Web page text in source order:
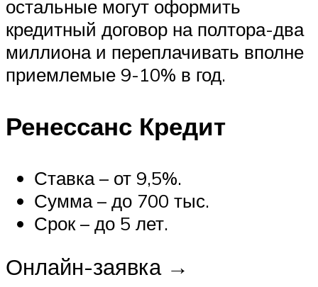
остальные могут оформить
кредитный договор на полтора-два
миллиона и переплачивать вполне
приемлемые 9-10% в год.
Ренессанс Кредит
Ставка – от 9,5%.
Сумма – до 700 тыс.
Срок – до 5 лет.
Онлайн-заявка →